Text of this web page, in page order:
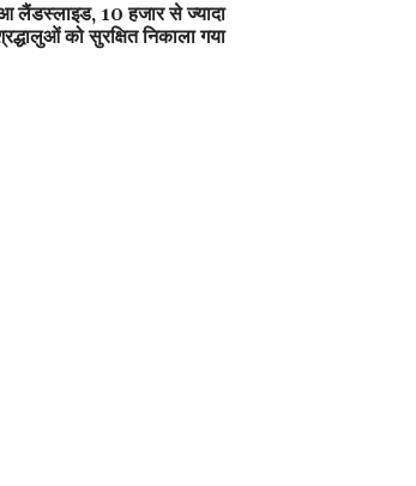
लैंडस्लाइड, 10 हजार से ज्यादा
को सुरक्षित निकाला गया